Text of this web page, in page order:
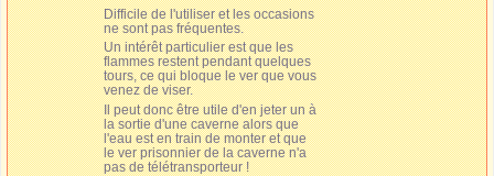
Difficile de l'utiliser et les occasions
ne sont pas fréquentes.
Un intérêt particulier est que les
flammes restent pendant quelques
tours, ce qui bloque le ver que vous
venez de viser.
Il peut donc être utile d'en jeter un à
la sortie d'une caverne alors que
l'eau est en train de monter et que
le ver prisonnier de la caverne n'a
pas de télétransporteur !